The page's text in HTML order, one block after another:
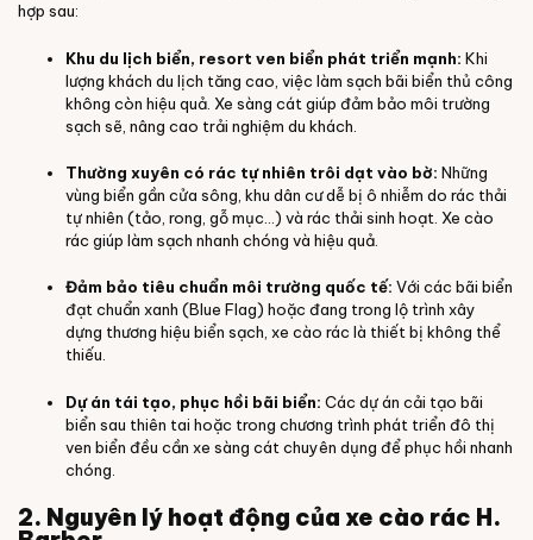
hợp sau:
Khu du lịch biển, resort ven biển phát triển mạnh: Khi
lượng khách du lịch tăng cao, việc làm sạch bãi biển thủ công
không còn hiệu quả. Xe sàng cát giúp đảm bảo môi trường
sạch sẽ, nâng cao trải nghiệm du khách.
Thường xuyên có rác tự nhiên trôi dạt vào bờ: Những
vùng biển gần cửa sông, khu dân cư dễ bị ô nhiễm do rác thải
tự nhiên (tảo, rong, gỗ mục...) và rác thải sinh hoạt. Xe cào
rác giúp làm sạch nhanh chóng và hiệu quả.
Đảm bảo tiêu chuẩn môi trường quốc tế: Với các bãi biển
đạt chuẩn xanh (Blue Flag) hoặc đang trong lộ trình xây
dựng thương hiệu biển sạch, xe cào rác là thiết bị không thể
thiếu.
Dự án tái tạo, phục hồi bãi biển: Các dự án cải tạo bãi
biển sau thiên tai hoặc trong chương trình phát triển đô thị
ven biển đều cần xe sàng cát chuyên dụng để phục hồi nhanh
chóng.
2. Nguyên lý hoạt động của xe cào rác H.